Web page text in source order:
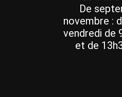
De
novembre :
vendredi de
et de